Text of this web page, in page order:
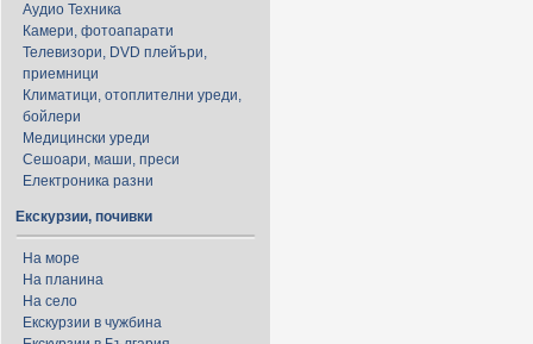
Аудио Техника
Камери, фотоапарати
Телевизори, DVD плейъри,
приемници
Климатици, отоплителни уреди,
бойлери
Медицински уреди
Сешоари, маши, преси
Електроника разни
Екскурзии, почивки
На море
На планина
На село
Екскурзии в чужбина